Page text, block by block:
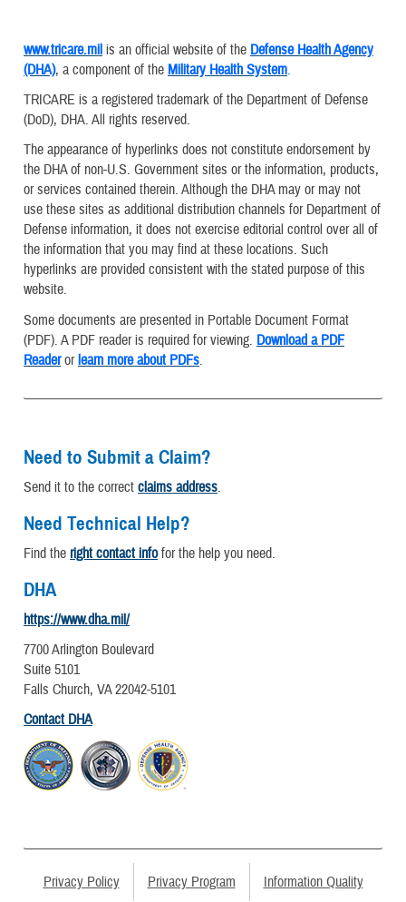
www.tricare.mil is an official website of the Defense Health Agency
(DHA), a component of the Military Health System.
TRICARE is a registered trademark of the Department of Defense
(DoD), DHA. All rights reserved.
The appearance of hyperlinks does not constitute endorsement by
the DHA of non-U.S. Government sites or the information, products,
or services contained therein. Although the DHA may or may not
use these sites as additional distribution channels for Department of
Defense information, it does not exercise editorial control over all of
the information that you may find at these locations. Such
hyperlinks are provided consistent with the stated purpose of this
website.
Some documents are presented in Portable Document Format
(PDF). A PDF reader is required for viewing. Download a PDF
Readerorlearn more about PDFs.
Need to Submit a Claim?
Send it to the correct claims address.
Need Technical Help?
Find the right contact infofor the help you need.
DHA
https://www.dha.mil/
7700 Arlington Boulevard
Suite 5101
Falls Church, VA 22042-5101
Contact DHA
Privacy Policy Privacy Program Information Quality